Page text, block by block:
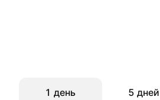
1 день
5 дней